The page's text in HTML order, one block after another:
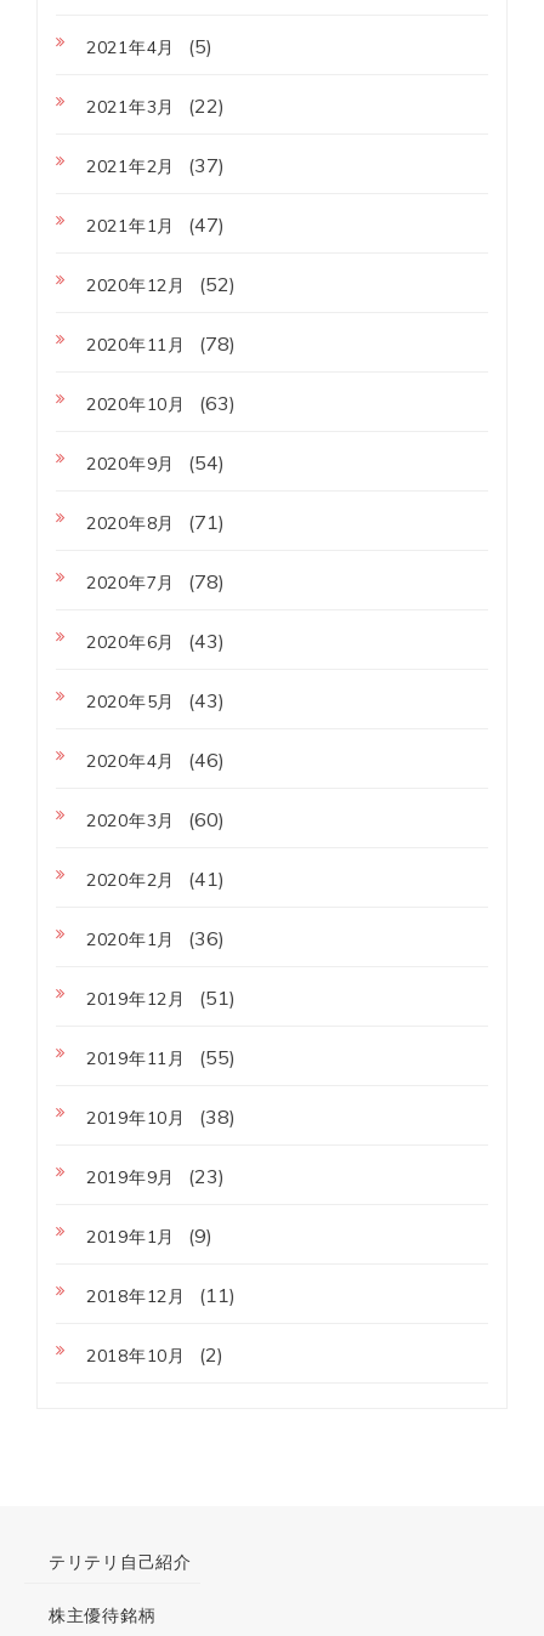
2021年4月 (5)
2021年3月 (22)
2021年2月 (37)
2021年1月 (47)
2020年12月 (52)
2020年11月 (78)
2020年10月 (63)
2020年9月 (54)
2020年8月 (71)
2020年7月 (78)
2020年6月 (43)
2020年5月 (43)
2020年4月 (46)
2020年3月 (60)
2020年2月 (41)
2020年1月 (36)
2019年12月 (51)
2019年11月 (55)
2019年10月 (38)
2019年9月 (23)
2019年1月 (9)
2018年12月 (11)
2018年10月 (2)
テリテリ自己紹介
株主優待銘柄